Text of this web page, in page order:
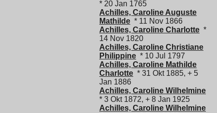
* 20 Jan 1765
Achilles, Caroline Auguste
Mathilde * 11 Nov 1866
Achilles, Caroline Charlotte *
14 Nov 1820
Achilles, Caroline Christiane
Philippine * 10 Jul 1797
Achilles, Caroline Mathilde
Charlotte * 31 Okt 1885, + 5
Jan 1886
Achilles, Caroline Wilhelmine
* 3 Okt 1872, + 8 Jan 1925
Achilles, Caroline Wilhelmine